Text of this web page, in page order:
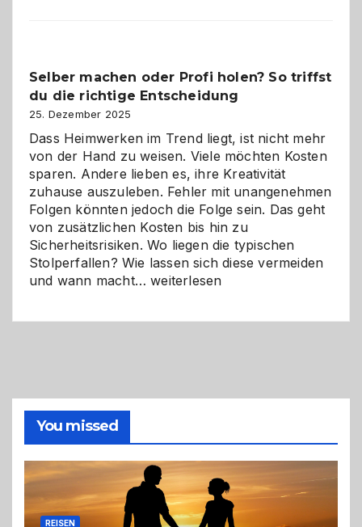
Herausforderungen
und
Zukunft
Selber machen oder Profi holen? So triffst
du die richtige Entscheidung
25. Dezember 2025
Dass Heimwerken im Trend liegt, ist nicht mehr
von der Hand zu weisen. Viele möchten Kosten
sparen. Andere lieben es, ihre Kreativität
zuhause auszuleben. Fehler mit unangenehmen
Folgen könnten jedoch die Folge sein. Das geht
von zusätzlichen Kosten bis hin zu
Sicherheitsrisiken. Wo liegen die typischen
Stolperfallen? Wie lassen sich diese vermeiden
und wann macht…Selber
richtige
Entscheidung
weiterlesen
You missed
REISEN